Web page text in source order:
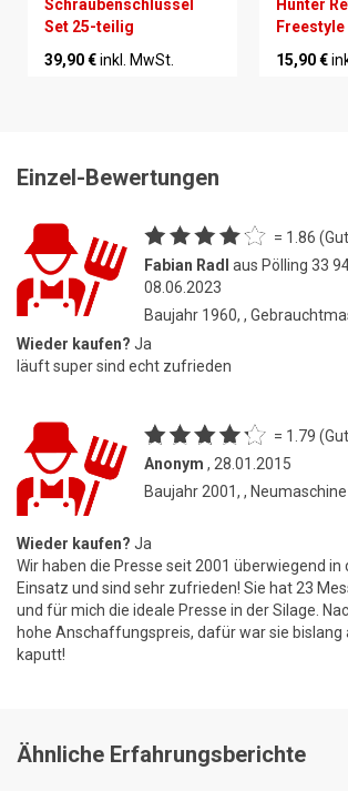
Schraubenschlüssel
Set 25-teilig
39,90 €inkl. MwSt.
Hunter
Freestyle
15,90 €
Einzel-Bewertungen
= 1.86
Fabian Radl aus Pölling 33
08.06.2023
Baujahr 1960, ,
Wieder kaufen? Ja
läuft super sind echt zufrieden
= 1.79
Anonym , 28.01.2015
Baujahr 2001, , Neumaschine
Wieder kaufen? Ja
Wir haben die Presse seit 2001 überwiegend in
Einsatz und sind sehr zufrieden! Sie hat 23
und für mich die ideale Presse in der Silage.
hohe Anschaffungspreis, dafür war sie bislang
kaputt!
Ähnliche Erfahrungsberichte